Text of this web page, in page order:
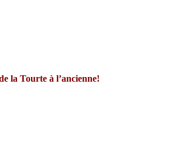
la Tourte à l’ancienne!